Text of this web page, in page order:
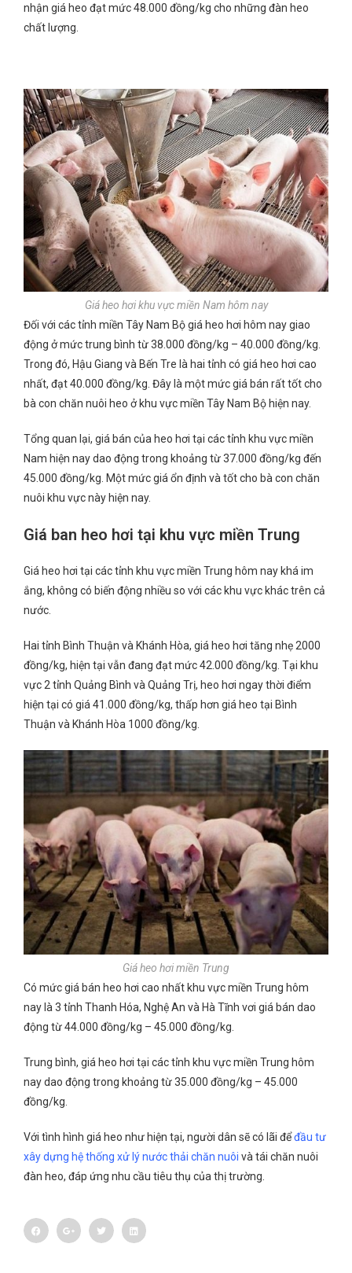
nhận giá heo đạt mức 48.000 đồng/kg cho những đàn heo
chất lượng.
Giá heo hơi khu vực miền Nam hôm nay
Đối với các tỉnh miền Tây Nam Bộ giá heo hơi hôm nay giao
động ở mức trung bình từ 38.000 đồng/kg – 40.000 đồng/kg.
Trong đó, Hậu Giang và Bến Tre là hai tỉnh có giá heo hơi cao
nhất, đạt 40.000 đồng/kg. Đây là một mức giá bán rất tốt cho
bà con chăn nuôi heo ở khu vực miền Tây Nam Bộ hiện nay.
Tổng quan lại, giá bán của heo hơi tại các tỉnh khu vực miền
Nam hiện nay dao động trong khoảng từ 37.000 đồng/kg đến
45.000 đồng/kg. Một mức giá ổn định và tốt cho bà con chăn
nuôi khu vực này hiện nay.
Giá ban heo hơi tại khu vực miền Trung
Giá heo hơi tại các tỉnh khu vực miền Trung hôm nay khá im
ắng, không có biến động nhiều so với các khu vực khác trên cả
nước.
Hai tỉnh Bình Thuận và Khánh Hòa, giá heo hơi tăng nhẹ 2000
đồng/kg, hiện tại vẫn đang đạt mức 42.000 đồng/kg. Tại khu
vực 2 tỉnh Quảng Bình và Quảng Trị, heo hơi ngay thời điểm
hiện tại có giá 41.000 đồng/kg, thấp hơn giá heo tại Bình
Thuận và Khánh Hòa 1000 đồng/kg.
Giá heo hơi miền Trung
Có mức giá bán heo hơi cao nhất khu vực miền Trung hôm
nay là 3 tỉnh Thanh Hóa, Nghệ An và Hà Tĩnh vơi giá bán dao
động từ 44.000 đồng/kg – 45.000 đồng/kg.
Trung bình, giá heo hơi tại các tỉnh khu vực miền Trung hôm
nay dao động trong khoảng từ 35.000 đồng/kg – 45.000
đồng/kg.
Với tình hình giá heo như hiện tại, người dân sẽ có lãi đểđầu tư
xây dựng hệ thống xử lý nước thải chăn nuôi và tái chăn nuôi
đàn heo, đáp ứng nhu cầu tiêu thụ của thị trường.